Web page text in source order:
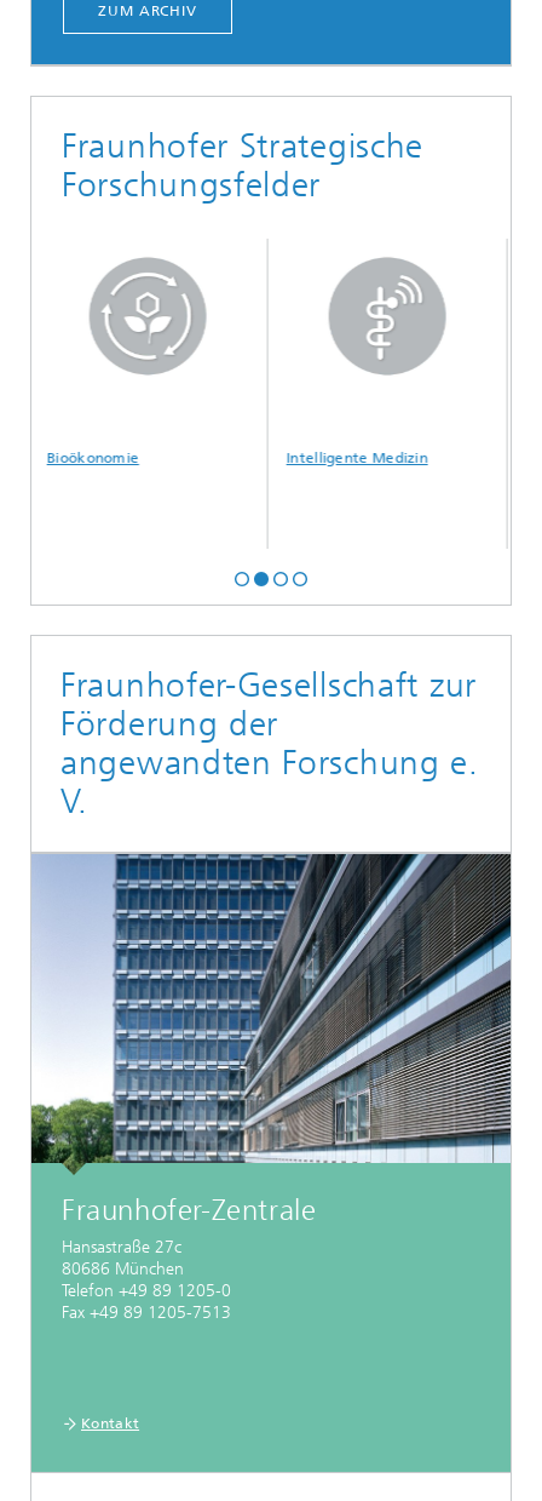
ZUM ARCHIV
Fraunhofer Strategische
Forschungsfelder
Bioökonomie Intelligente Medizin
Fraunhofer-Gesellschaft zur
Förderung der
angewandten Forschung e.
V.
Fraunhofer-Zentrale
Hansastraße 27c
80686 München
Telefon +49 89 1205-0
Fax +49 89 1205-7513
Kontakt